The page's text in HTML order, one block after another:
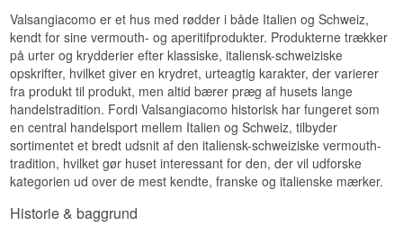
Vermouth Vittore til ære for grundlæggeren. I
2016 valgte femte generation at hædre familiens
185 år lange historie som vinproducenter ved at
give vermouthen familiens eget efternavn: Vermut
Valsangiacomo Reserva. Til basisvinen tilsættes
24 botanikker af middelhavs- og alpin oprindelse,
heriblandt gentian, malurt, koriander, sar, salvie,
merian, kamille, hyldeblomst og appelsinskal, før
vermouthen hviler fem år på et amerikansk
egefad.
Smagsnoter
Valsangiacomo er et hus med rødder i både Italien og Schweiz,
kendt for sine vermouth- og aperitifprodukter. Produkterne trækker
på urter og krydderier efter klassiske, italiensk-schweiziske
opskrifter, hvilket giver en krydret, urteagtig karakter, der varierer
fra produkt til produkt, men altid bærer præg af husets lange
handelstradition. Fordi Valsangiacomo historisk har fungeret som
en central handelsport mellem Italien og Schweiz, tilbyder
sortimentet et bredt udsnit af den italiensk-schweiziske vermouth-
tradition, hvilket gør huset interessant for den, der vil udforske
kategorien ud over de mest kendte, franske og italienske mærker.
Historie & baggrund